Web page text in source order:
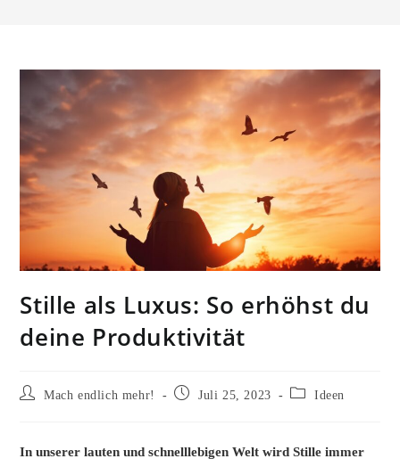
Stille als Luxus: So erhöhst du
deine Produktivität
Beitrags-
Mach endlich mehr!
BeitragJuli 25, 2023
Beitrags-
Ideen
In unserer lauten und schnelllebigen Welt wird Stille immer